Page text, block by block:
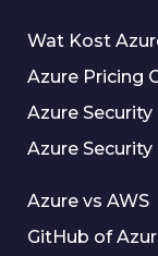
Wat Kost
Azure Pricing
Azure Security
Azure
Azure vs AWS
GitHub of